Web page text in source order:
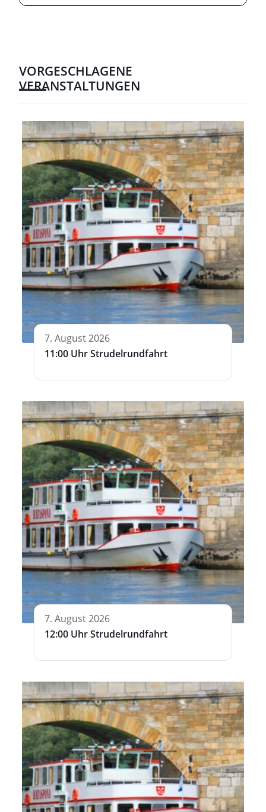
VORGESCHLAGENE
VERANSTALTUNGEN
7. August 2026
11:00 Uhr Strudelrundfahrt
7. August 2026
12:00 Uhr Strudelrundfahrt